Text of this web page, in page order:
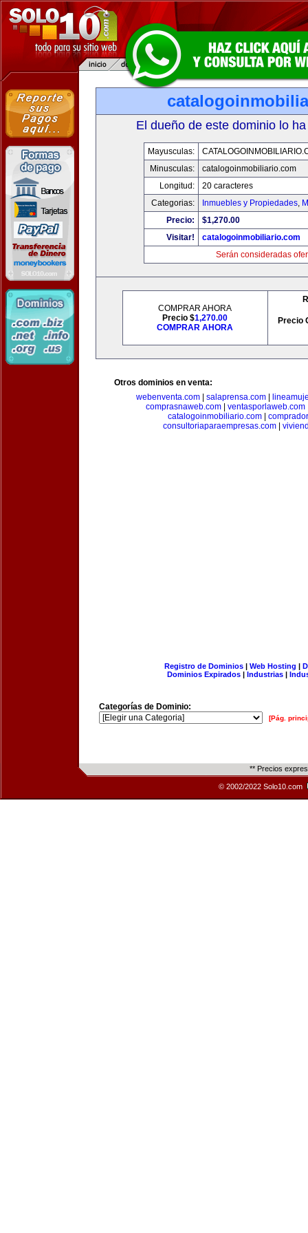
El dueño de este dominio lo
Mayusculas:
Minusculas:
catalogoinmobiliario.com
Longitud:
20 caracteres
Categorias:
Inmuebles y Propiedades,
Precio:
$1,270.00
Visitar!
catalogoinmobiliario.com
Serán consideradas
COMPRAR AHORA
Precio $1,270.00
COMPRAR AHORA
Precio
Otros dominios en venta:
webenventa.com
salaprensa.com
comprasnaweb.com
ventasporlaweb.com
catalogoinmobiliario.com|
consultoriaparaempresas.com|
Registro de Dominios| Web Hosting |
Dominios Expirados | Industrias |
Categorías de Dominio:
[Pág.
** Precios
© 2002/2022 Solo10.com